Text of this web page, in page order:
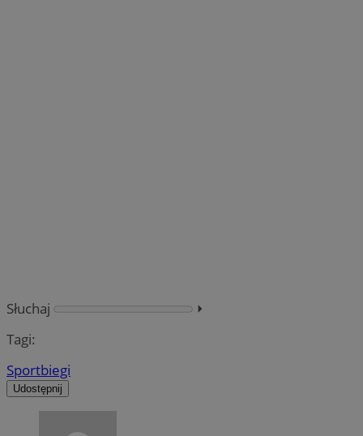
Słuchaj
⏵︎
Tagi:
Sportbiegi
Udostępnij